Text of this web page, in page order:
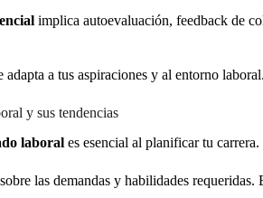
implica autoevaluación, feedback de
a tus aspiraciones y al entorno laboral.
y sus tendencias
laboral es esencial al planificar tu
las demandas y habilidades